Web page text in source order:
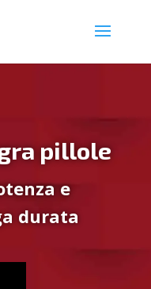
pillole
e
durata